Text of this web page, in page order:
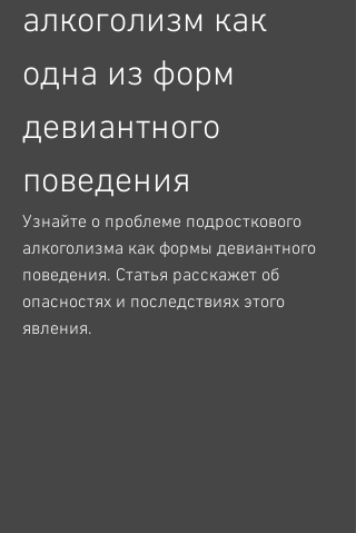
алкоголизм как
одна из форм
девиантного
поведения
Узнайте о проблеме подросткового
алкоголизма как формы девиантного
поведения. Статья расскажет об
опасностях и последствиях этого
явления.